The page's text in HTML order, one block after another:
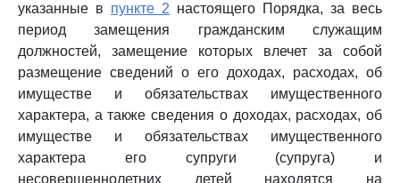
указанные в пункте 2 настоящего Порядка, за весь
период замещения гражданским служащим
должностей, замещение которых влечет за собой
размещение сведений о его доходах, расходах, об
имуществе и обязательствах имущественного
характера, а также сведения о доходах, расходах, об
имуществе и обязательствах имущественного
характера его супруги (супруга) и
несовершеннолетних детей находятся на